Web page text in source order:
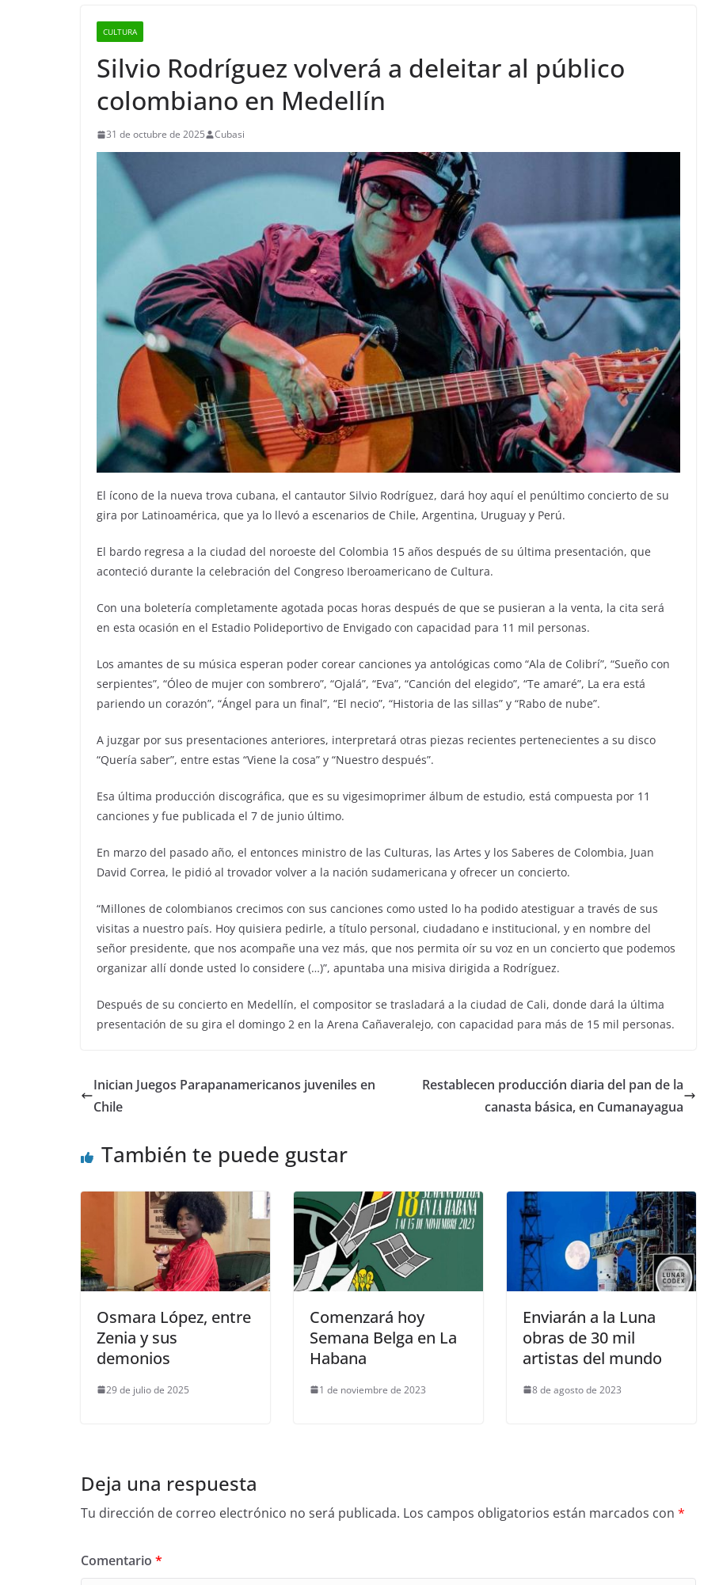
CULTURA
Silvio Rodríguez volverá a deleitar al público
colombiano en Medellín
31 de octubre de 2025 Cubasi
El ícono de la nueva trova cubana, el cantautor Silvio Rodríguez, dará hoy aquí el penúltimo concierto de su
gira por Latinoamérica, que ya lo llevó a escenarios de Chile, Argentina, Uruguay y Perú.
El bardo regresa a la ciudad del noroeste del Colombia 15 años después de su última presentación, que
aconteció durante la celebración del Congreso Iberoamericano de Cultura.
Con una boletería completamente agotada pocas horas después de que se pusieran a la venta, la cita será
en esta ocasión en el Estadio Polideportivo de Envigado con capacidad para 11 mil personas.
Los amantes de su música esperan poder corear canciones ya antológicas como “Ala de Colibrí”, “Sueño con
serpientes”, “Óleo de mujer con sombrero”, “Ojalá”, “Eva”, “Canción del elegido”, “Te amaré”, La era está
pariendo un corazón”, “Ángel para un final”, “El necio”, “Historia de las sillas” y “Rabo de nube”.
A juzgar por sus presentaciones anteriores, interpretará otras piezas recientes pertenecientes a su disco
“Quería saber”, entre estas “Viene la cosa” y “Nuestro después”.
Esa última producción discográfica, que es su vigesimoprimer álbum de estudio, está compuesta por 11
canciones y fue publicada el 7 de junio último.
En marzo del pasado año, el entonces ministro de las Culturas, las Artes y los Saberes de Colombia, Juan
David Correa, le pidió al trovador volver a la nación sudamericana y ofrecer un concierto.
“Millones de colombianos crecimos con sus canciones como usted lo ha podido atestiguar a través de sus
visitas a nuestro país. Hoy quisiera pedirle, a título personal, ciudadano e institucional, y en nombre del
señor presidente, que nos acompañe una vez más, que nos permita oír su voz en un concierto que podemos
organizar allí donde usted lo considere (…)”, apuntaba una misiva dirigida a Rodríguez.
Después de su concierto en Medellín, el compositor se trasladará a la ciudad de Cali, donde dará la última
presentación de su gira el domingo 2 en la Arena Cañaveralejo, con capacidad para más de 15 mil personas.
Inician Juegos Parapanamericanos juveniles en
Chile
Restablecen producción diaria del pan de la
canasta básica, en Cumanayagua
También te puede gustar
Osmara López, entre
Zenia y sus
demonios
29 de julio de 2025
Comenzará hoy
Semana Belga en La
Habana
1 de noviembre de 2023
Enviarán a la Luna
obras de 30 mil
artistas del mundo
8 de agosto de 2023
Deja una respuesta
Tu dirección de correo electrónico no será publicada. Los campos obligatorios están marcados con *
Comentario *